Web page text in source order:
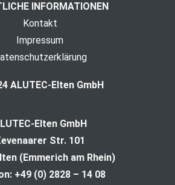
INFORMATIONEN
Kontakt
Impressum
ALUTEC-Elten GmbH
Elten GmbH
Str. 101
(Emmerich am Rhein)
+49 (0) 2828 – 14 08